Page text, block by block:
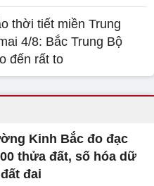
thời tiết miền Trung
4/8: Bắc Trung Bộ
đến rất to
Kinh Bắc đo đạc
thửa đất, số hóa dữ
đất đai